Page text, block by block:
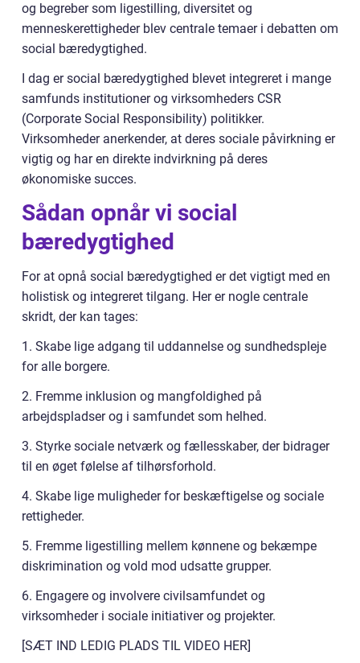
og begreber som ligestilling, diversitet og
menneskerettigheder blev centrale temaer i debatten om
social bæredygtighed.
I dag er social bæredygtighed blevet integreret i mange
samfunds institutioner og virksomheders CSR
(Corporate Social Responsibility) politikker.
Virksomheder anerkender, at deres sociale påvirkning er
vigtig og har en direkte indvirkning på deres
økonomiske succes.
Sådan opnår vi social
bæredygtighed
For at opnå social bæredygtighed er det vigtigt med en
holistisk og integreret tilgang. Her er nogle centrale
skridt, der kan tages:
1. Skabe lige adgang til uddannelse og sundhedspleje
for alle borgere.
2. Fremme inklusion og mangfoldighed på
arbejdspladser og i samfundet som helhed.
3. Styrke sociale netværk og fællesskaber, der bidrager
til en øget følelse af tilhørsforhold.
4. Skabe lige muligheder for beskæftigelse og sociale
rettigheder.
5. Fremme ligestilling mellem kønnene og bekæmpe
diskrimination og vold mod udsatte grupper.
6. Engagere og involvere civilsamfundet og
virksomheder i sociale initiativer og projekter.
[SÆT IND LEDIG PLADS TIL VIDEO HER]